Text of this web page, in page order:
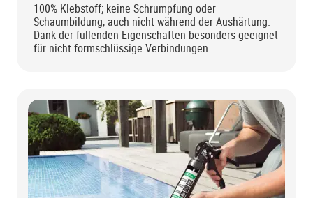
100% Klebstoff; keine Schrumpfung oder
Schaumbildung, auch nicht während der Aushärtung.
Dank der füllenden Eigenschaften besonders geeignet
für nicht formschlüssige Verbindungen.